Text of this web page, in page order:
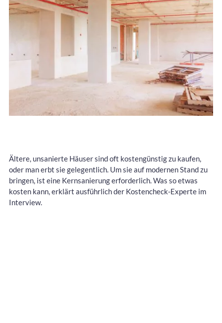
Ältere, unsanierte Häuser sind oft kostengünstig zu kaufen,
oder man erbt sie gelegentlich. Um sie auf modernen Stand zu
bringen, ist eine Kernsanierung erforderlich. Was so etwas
kosten kann, erklärt ausführlich der Kostencheck-Experte im
Interview.